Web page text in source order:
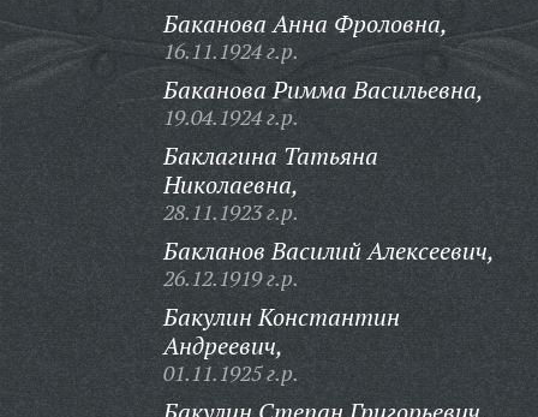
Баканова Анна Фроловна,
16.11.1924 г.р.
Баканова Римма Васильевна,
19.04.1924 г.р.
Баклагина Татьяна
Николаевна,
28.11.1923 г.р.
Бакланов Василий Алексеевич,
26.12.1919 г.р.
Бакулин Константин
Андреевич,
01.11.1925 г.р.